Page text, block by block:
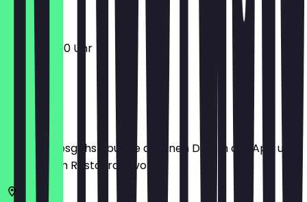
12:00 - 23:00 Uhr
Bevor du losgehst, buche dir einen Deal in der App und
zeige ihn im Restaurant vor.